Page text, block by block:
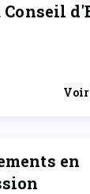
Voir
en